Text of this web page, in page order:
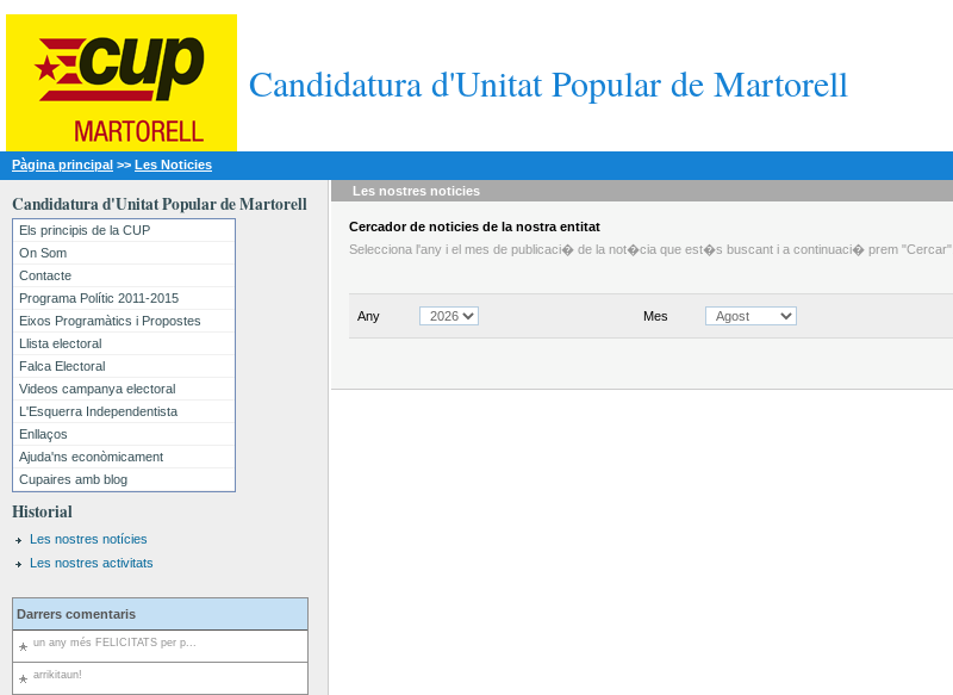
Candidatura d'Unitat Popular de Martorell
Pàgina principal >> Les Noticies
Candidatura d'Unitat Popular de Martorell
Els principis de la CUP
On Som
Contacte
Programa Polític 2011-2015
Eixos Programàtics i Propostes
Llista electoral
Falca Electoral
Videos campanya electoral
L'Esquerra Independentista
Enllaços
Ajuda'ns econòmicament
Cupaires amb blog
Historial
Les nostres notícies
Les nostres activitats
Darrers comentaris
un any més FELICITATS per p...
arrikitaun!
Les nostres noticies
Cercadorde noticies de la nostra entitat
Selecciona l'any i el mes de publicaci� de la not�cia que est�s buscant i a continuaci� prem "Cercar".
Any Mes